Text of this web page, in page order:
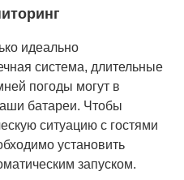
идеально
система, длительные
погоды могут в
батареи. Чтобы
ситуацию с гостями
установить
запуском.